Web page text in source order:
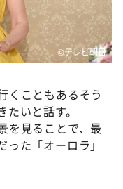
©テレビ朝日
くこともあるそう
いと話す。
を見ることで、最
た「オーロラ」